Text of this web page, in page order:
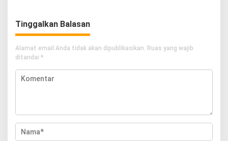
Tinggalkan Balasan
Alamat email Anda tidak akan dipublikasikan. Ruas yang wajib
ditandai *